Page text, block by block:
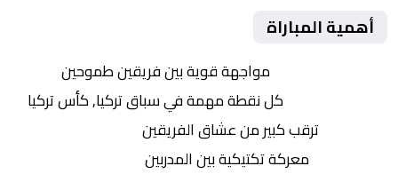
أهمية المباراة
مواجهة قوية بين فريقين طموحين
كل نقطة مهمة في سباق تركيا, كأس تركيا
ترقب كبير من عشاق الفريقين
معركة تكتيكية بين المدربين